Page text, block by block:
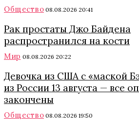
Общество 08.08.2026 20:41
Рак простаты Джо Байдена
распространился на кости
Мир 08.08.2026 20:22
Девочка из США с «маской
из России 13 августа — все
закончены
Общество 08.08.2026 19:50